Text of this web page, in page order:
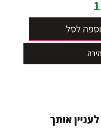
לסל
לענייןאותך